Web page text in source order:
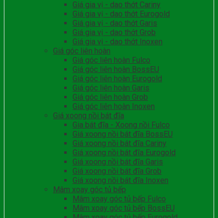
Giá gia vị - dao thớt Cariny
Giá gia vị - dao thớt Eurogold
Giá gia vị - dao thớt Garis
Giá gia vị - dao thớt Grob
Giá gia vị - dao thớt Inoxen
Giá góc liên hoàn
Giá góc liên hoàn Fulco
Giá góc liên hoàn BossEU
Giá góc liên hoàn Eurogold
Giá góc liên hoàn Garis
Giá góc liên hoàn Grob
Giá góc liên hoàn Inoxen
Giá xoong nồi bát đĩa
Gia bát đĩa - Xoong nồi Fulco
Giá xoong nồi bát đĩa BossEU
Giá xoong nồi bát đĩa Cariny
Giá xoong nồi bát đĩa Eurogold
Giá xoong nồi bát đĩa Garis
Giá xoong nồi bát đĩa Grob
Giá xoong nồi bát đĩa Inoxen
Mâm xoay góc tủ bếp
Mâm xoay góc tủ bếp Fulco
Mâm xoay góc tủ bếp BossEU